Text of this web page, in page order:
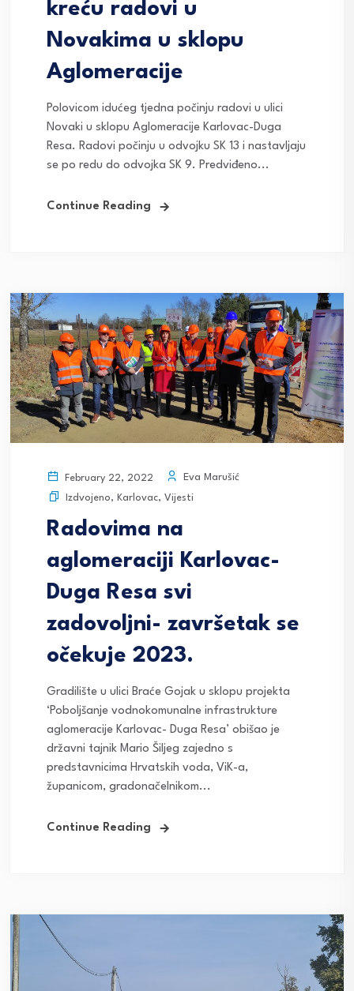
kreću radovi u
Novakima u sklopu
Aglomeracije
Polovicom idućeg tjedna počinju radovi u ulici
Novaki u sklopu Aglomeracije Karlovac-Duga
Resa. Radovi počinju u odvojku SK 13 i nastavljaju
se po redu do odvojka SK 9. Predviđeno...
Continue Reading
February 22, 2022
Eva Marušić
Izdvojeno, Karlovac, Vijesti
Radovima na
aglomeraciji Karlovac-
Duga Resa svi
zadovoljni- završetak se
očekuje 2023.
Gradilište u ulici Braće Gojak u sklopu projekta
‘Poboljšanje vodnokomunalne infrastrukture
aglomeracije Karlovac- Duga Resa’ obišao je
državni tajnik Mario Šiljeg zajedno s
predstavnicima Hrvatskih voda, ViK-a,
županicom, gradonačelnikom...
Continue Reading